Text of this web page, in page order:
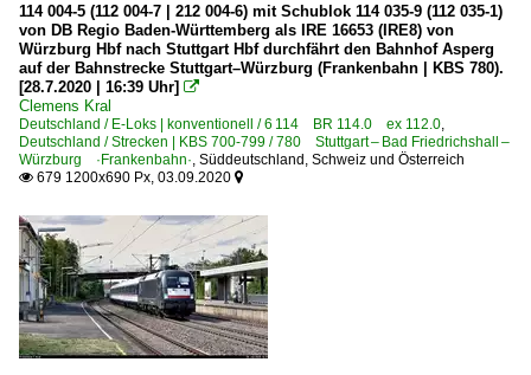
114 004-5 (112 004-7 | 212 004-6) mit Schublok 114 035-9 (112 035-1)
von DB Regio Baden-Württemberg als IRE 16653 (IRE8) von
Würzburg Hbf nach Stuttgart Hbf durchfährt den Bahnhof Asperg
auf der Bahnstrecke Stuttgart–Würzburg (Frankenbahn | KBS 780).
[28.7.2020 | 16:39 Uhr] 
Clemens Kral
Deutschland / E-Loks | konventionell / 6 114 BR 114.0 ex 112.0
Deutschland / Strecken | KBS 700-799 / 780 Stuttgart – Bad Friedrichshall –
Würzburg ·Frankenbahn· Süddeutschland, Schweiz und Österreich
 679 1200x690 Px, 03.09.2020 